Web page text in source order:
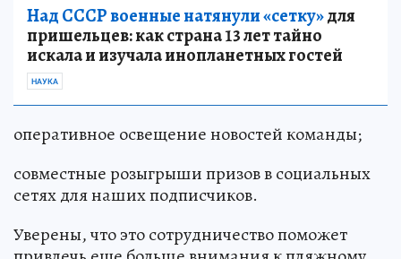
Над СССР военные натянули «сетку»для
пришельцев: как страна 13 лет тайно
искала и изучала инопланетных гостей
НАУКА
оперативное освещение новостей команды;
совместные розыгрыши призов в социальных
сетях для наших подписчиков.
Уверены, что это сотрудничество поможет